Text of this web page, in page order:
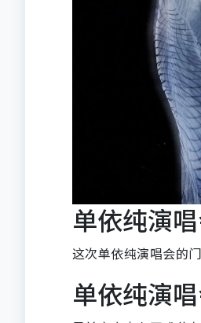
单依纯演
这次单依纯演唱会的
单依纯演